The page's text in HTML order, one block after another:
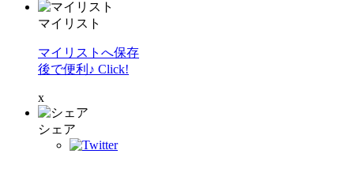
マイリスト
マイリストへ保存
後で便利♪ Click!
x
シェア